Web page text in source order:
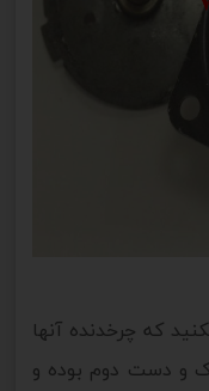
که چرخدنده آنها
و دست دوم بوده و